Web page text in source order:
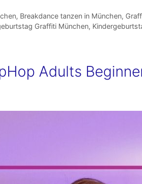
, Breakdance tanzen in München,
Graffiti München,
Adults